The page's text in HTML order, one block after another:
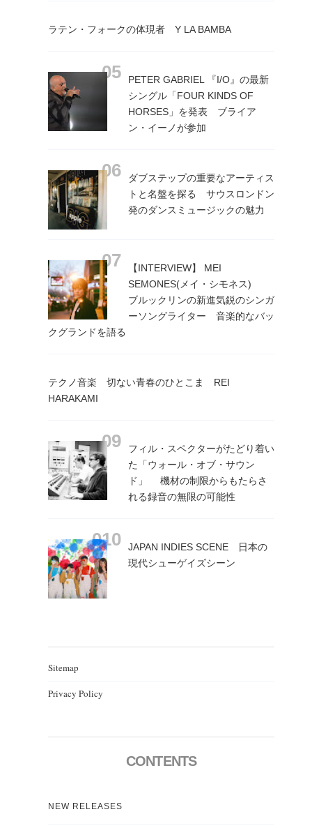
ラテン・フォークの体現者 Y LA BAMBA
PETER GABRIEL 『I/O』の最新
シングル「FOUR KINDS OF
HORSES」を発表 ブライア
ン・イーノが参加
ダブステップの重要なアーティス
トと名盤を探る サウスロンドン
発のダンスミュージックの魅力
【INTERVIEW】 MEI
SEMONES(メイ・シモネス)
ブルックリンの新進気鋭のシンガ
ーソングライター 音楽的なバッ
クグランドを語る
テクノ音楽 切ない青春のひとこま REI
HARAKAMI
フィル・スペクターがたどり着い
た「ウォール・オブ・サウン
ド」 機材の制限からもたらさ
れる録音の無限の可能性
JAPAN INDIES SCENE 日本の
現代シューゲイズシーン
Sitemap
Privacy Policy
CONTENTS
NEW RELEASES